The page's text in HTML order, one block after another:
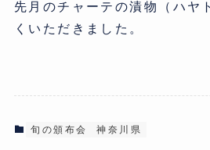
先月のチャーテの漬物（ハヤ
くいただきました。
旬の頒布会 神奈川県